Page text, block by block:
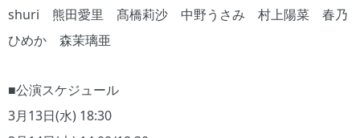
shuri 熊田愛里 髙橋莉沙 中野うさみ 村上陽菜 春乃
ひめか 森茉璃亜
■公演スケジュール
3月13日(水) 18:30